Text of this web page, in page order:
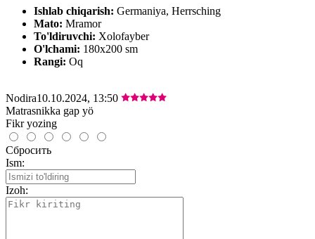
Ishlab chiqarish: Germaniya, Herrsching
Mato: Mramor
To'ldiruvchi: Xolofayber
O'lchami: 180х200 sm
Rangi: Oq
Nodira10.10.2024, 13:50
Matrasnikka gap yö
Fikr yozing
Сбросить
Ism:
Izoh: